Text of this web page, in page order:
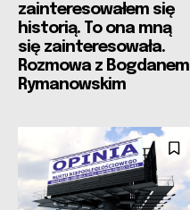
zainteresowałem się
historią. To ona mną
się zainteresowała.
Rozmowa z Bogdanem
Rymanowskim